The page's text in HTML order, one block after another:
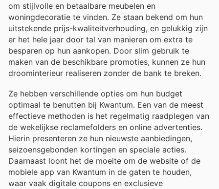
om stijlvolle en betaalbare meubelen en
woningdecoratie te vinden. Ze staan bekend om hun
uitstekende prijs-kwaliteitverhouding, en gelukkig zijn
er het hele jaar door tal van manieren om extra te
besparen op hun aankopen. Door slim gebruik te
maken van de beschikbare promoties, kunnen ze hun
droominterieur realiseren zonder de bank te breken.
Ze hebben verschillende opties om hun budget
optimaal te benutten bij Kwantum. Een van de meest
effectieve methoden is het regelmatig raadplegen van
de wekelijkse reclamefolders en online advertenties.
Hierin presenteren ze hun nieuwste aanbiedingen,
seizoensgebonden kortingen en speciale acties.
Daarnaast loont het de moeite om de website of de
mobiele app van Kwantum in de gaten te houden,
waar vaak digitale coupons en exclusieve